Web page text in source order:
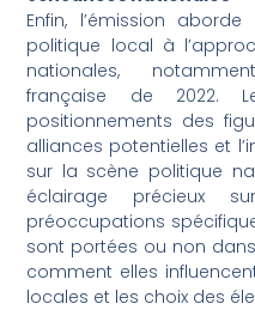
Enfin, l’émission
politique local à
nationales,
française de 2022.
positionnements des
alliances potentielles et
sur la scène politique
éclairage précieux
préoccupations
sont portées ou non
comment elles
locales et les choix des